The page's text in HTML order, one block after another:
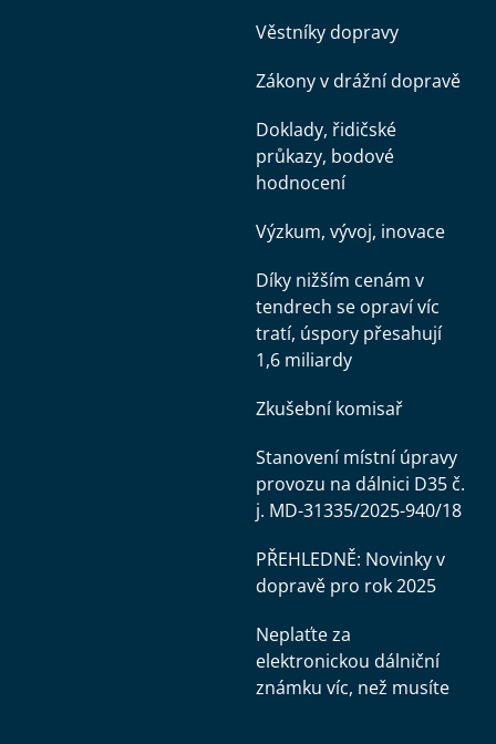
Věstníky dopravy
Zákony v drážní dopravě
Doklady, řidičské
průkazy, bodové
hodnocení
Výzkum, vývoj, inovace
Díky nižším cenám v
tendrech se opraví víc
tratí, úspory přesahují
1,6 miliardy
Zkušební komisař
Stanovení místní úpravy
provozu na dálnici D35 č.
j. MD-31335/2025-940/18
PŘEHLEDNĚ: Novinky v
dopravě pro rok 2025
Neplaťte za
elektronickou dálniční
známku víc, než musíte